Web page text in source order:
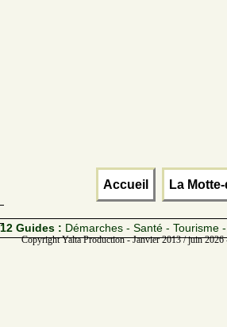
Accueil La
12 Guides : Démarches - Santé - Tourisme
Copyright Yalta Production - Janvier 2013 / juin